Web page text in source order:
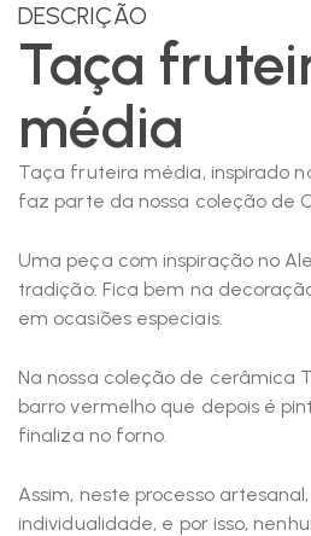
DESCRIÇÃO
Taça
média
Taça fruteira média, inspirado
faz parte da nossa coleção de
Uma peça com inspiração no
tradição. Fica bem na
em ocasiões especiais.
Na nossa coleção de cerâmica
barro vermelho que depois é
finaliza no forno.
Assim, neste processo
individualidade, e por isso,